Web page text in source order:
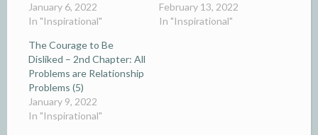
January 6, 2022
In "Inspirational"
February 13, 2022
In "Inspirational"
The Courage to Be
Disliked – 2nd Chapter: All
Problems are Relationship
Problems (5)
January 9, 2022
In "Inspirational"